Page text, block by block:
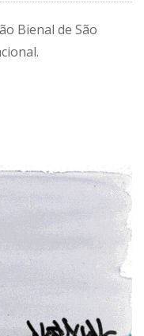
Bienal de São